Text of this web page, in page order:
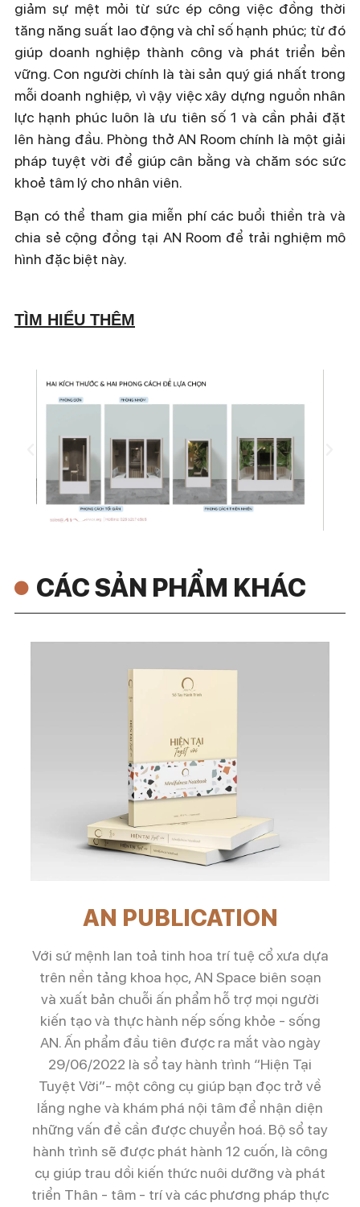
giảm sự mệt mỏi từ sức ép công việc đồng thời
tăng năng suất lao động và chỉ số hạnh phúc; từ đó
giúp doanh nghiệp thành công và phát triển bền
vững. Con người chính là tài sản quý giá nhất trong
mỗi doanh nghiệp, vì vậy việc xây dựng nguồn nhân
lực hạnh phúc luôn là ưu tiên số 1 và cần phải đặt
lên hàng đầu. Phòng thở AN Room chính là một giải
pháp tuyệt vời để giúp cân bằng và chăm sóc sức
khoẻ tâm lý cho nhân viên.
Bạn có thể tham gia miễn phí các buổi thiền trà và
chia sẻ cộng đồng tại AN Room để trải nghiệm mô
hình đặc biệt này.
TÌM HIỂU THÊM
CÁC SẢN PHẨM KHÁC
AN PUBLICATION
Với sứ mệnh lan toả tinh hoa trí tuệ cổ xưa dựa
trên nền tảng khoa học, AN Space biên soạn
và xuất bản chuỗi ấn phẩm hỗ trợ mọi người
kiến tạo và thực hành nếp sống khỏe - sống
AN. Ấn phẩm đầu tiên được ra mắt vào ngày
29/06/2022 là sổ tay hành trình “Hiện Tại
Tuyệt Vời”- một công cụ giúp bạn đọc trở về
lắng nghe và khám phá nội tâm để nhận diện
những vấn đề cần được chuyển hoá. Bộ sổ tay
hành trình sẽ được phát hành 12 cuốn, là công
cụ giúp trau dồi kiến thức nuôi dưỡng và phát
triển Thân - tâm - trí và các phương pháp thực